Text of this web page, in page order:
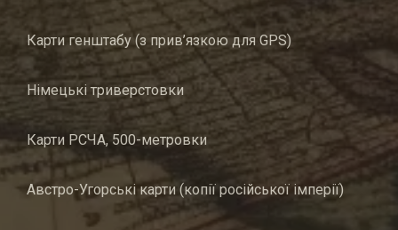
Карти генштабу (з прив’язкою для GPS)
Німецькі триверстовки
Карти РСЧА, 500-метровки
Австро-Угорські карти (копії російської імперії)